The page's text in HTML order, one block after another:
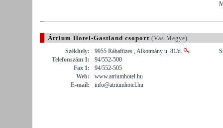
Átrium Hotel-Gastland csoport (Vas Megye)
Székhely:
9955 Rábafüzes , Alkotmány u. 81/d.
Telefonszám 1:
94/552-500
Fax 1:
94/552-505
Web:
www.atriumhotel.hu
E-mail:
info@atriumhotel.hu